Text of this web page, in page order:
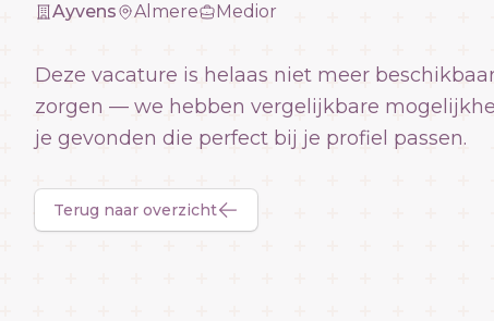
Ayvens Almere Medior
Deze vacature is helaas niet meer
zorgen — we hebben vergelijkbare
je gevonden die perfect bij je profiel passen.
Terug naar overzicht